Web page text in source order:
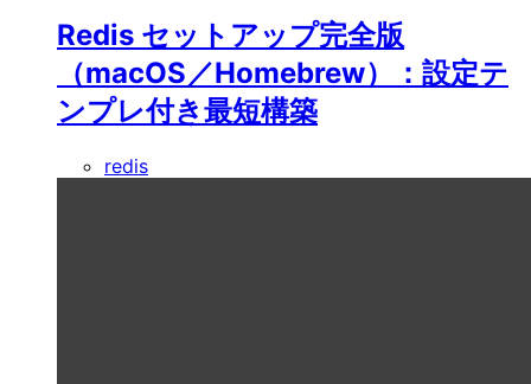
Redis セットアップ完全版
（macOS／Homebrew）：設定テ
ンプレ付き最短構築
redis